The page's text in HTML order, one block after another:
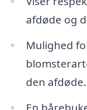
afdøde og
Mulighed
den afdøde.